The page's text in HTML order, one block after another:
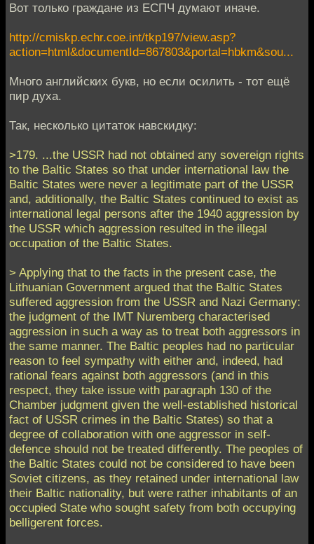
Вот только граждане из ЕСПЧ думают иначе.
http://cmiskp.echr.coe.int/tkp197/view.asp?
action=html&documentId=867803&portal=hbkm&sou...
Много английских букв, но если осилить - тот ещё
пир духа.
Так, несколько цитаток навскидку:
>179. ...the USSR had not obtained any sovereign rights
to the Baltic States so that under international law the
Baltic States were never a legitimate part of the USSR
and, additionally, the Baltic States continued to exist as
international legal persons after the 1940 aggression by
the USSR which aggression resulted in the illegal
occupation of the Baltic States.
> Applying that to the facts in the present case, the
Lithuanian Government argued that the Baltic States
suffered aggression from the USSR and Nazi Germany:
the judgment of the IMT Nuremberg characterised
aggression in such a way as to treat both aggressors in
the same manner. The Baltic peoples had no particular
reason to feel sympathy with either and, indeed, had
rational fears against both aggressors (and in this
respect, they take issue with paragraph 130 of the
Chamber judgment given the well-established historical
fact of USSR crimes in the Baltic States) so that a
degree of collaboration with one aggressor in self-
defence should not be treated differently. The peoples of
the Baltic States could not be considered to have been
Soviet citizens, as they retained under international law
their Baltic nationality, but were rather inhabitants of an
occupied State who sought safety from both occupying
belligerent forces.